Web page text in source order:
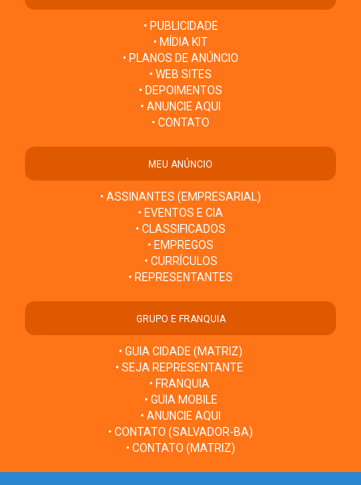
• PUBLICIDADE
• MÍDIA KIT
• PLANOS DE ANÚNCIO
• WEB SITES
• DEPOIMENTOS
• ANUNCIE AQUI
• CONTATO
MEU ANÚNCIO
• ASSINANTES (EMPRESARIAL)
• EVENTOS E CIA
• CLASSIFICADOS
• EMPREGOS
• CURRÍCULOS
• REPRESENTANTES
GRUPO E FRANQUIA
• GUIA CIDADE (MATRIZ)
• SEJA REPRESENTANTE
• FRANQUIA
• GUIA MOBILE
• ANUNCIE AQUI
• CONTATO (SALVADOR-BA)
• CONTATO (MATRIZ)